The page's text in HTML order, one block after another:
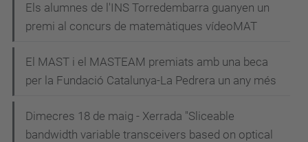
g
c
Els alumnes de l'INS Torredembarra guanyen un
premi al concurs de matemàtiques vídeoMAT
El MAST i el MASTEAM premiats amb una beca
per la Fundació Catalunya-La Pedrera un any més
Dimecres 18 de maig - Xerrada "Sliceable
bandwidth variable transceivers based on optical